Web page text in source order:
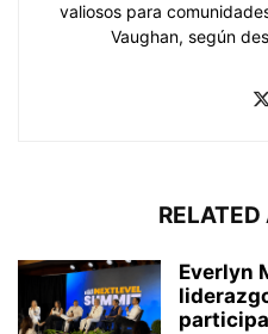
valiosos para
Vaughan, según
Everlyn